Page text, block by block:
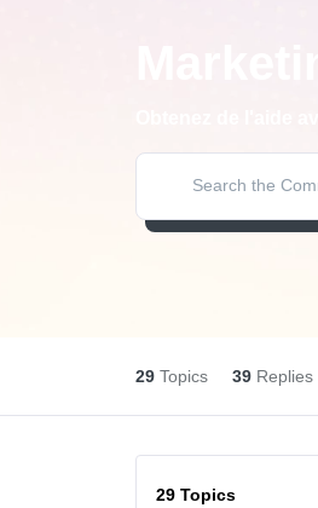
29 Topics 39 Replies
29 Topics